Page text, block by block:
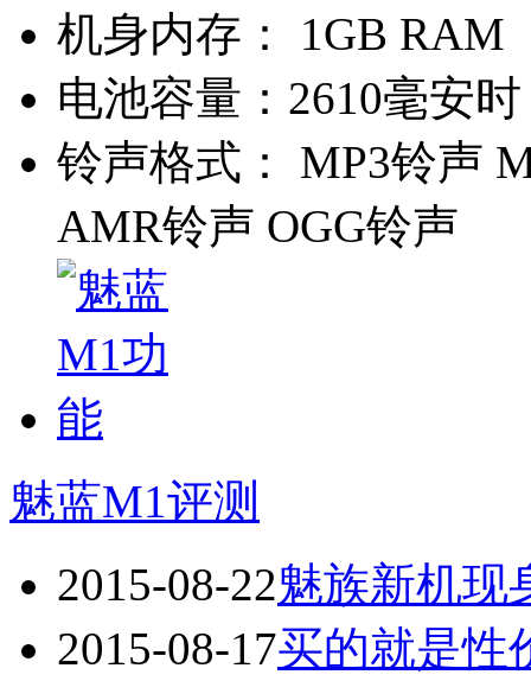
机身内存：
1GB RAM
电池容量： 2610毫安时
铃声格式：
MP3铃声
AMR铃声 OGG铃声
魅蓝M1评测
2015-08-22魅族新机现
2015-08-17买的就是性